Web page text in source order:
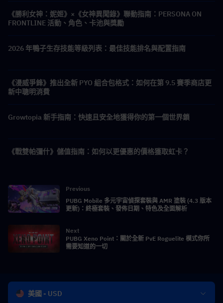
《勝利女神：妮姬》×《女神異聞錄》聯動指南：PERSONA ON
FRONTLINE 活動、角色、卡池與獎勵
2026 年鴨子生存技能等級列表：最佳技能排名與配置指南
《漫威爭鋒》推出全新 PYO 組合包格式：如何在第 9.5 賽季商店更
新中聰明消費
Growtopia 新手指南：快速且安全地獲得你的第一個世界鎖
《戰雙帕彌什》儲值指南：如何以更優惠的價格獲取虹卡？
Previous
PUBG Mobile 多元宇宙偵探套裝與 AMR 塗裝 (4.3 版本
更新)：終極套裝、發佈日期、特色及全面解析
Next
PUBG Xeno Point：關於全新 PvE Roguelite 模式你所
需要知道的一切
美國 - USD